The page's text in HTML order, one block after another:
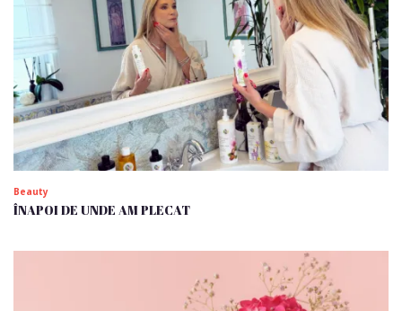
Beauty
ÎNAPOI DE UNDE AM PLECAT